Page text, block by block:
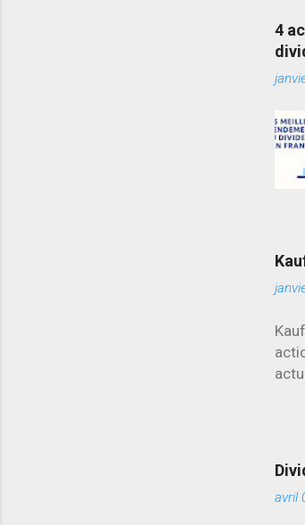
4
avril